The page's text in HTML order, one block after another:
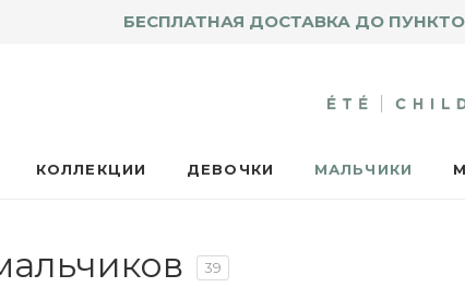
БЕСПЛАТНАЯ ДОСТАВКА ДО
КОЛЛЕКЦИИ ДЕВОЧКИ МАЛЬЧИКИ
39